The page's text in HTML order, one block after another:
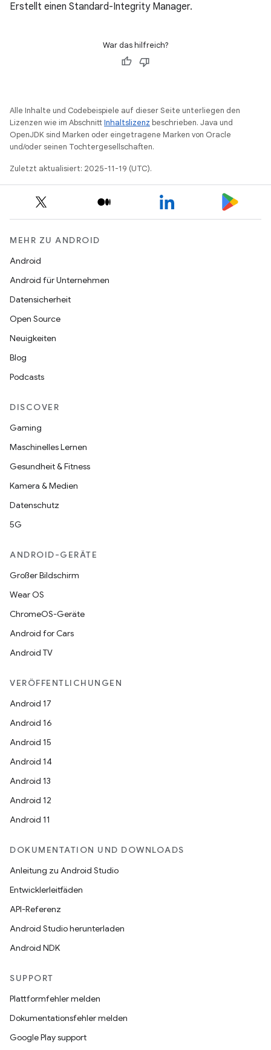
Erstellt einen Standard-Integrity Manager.
War das hilfreich?
Alle Inhalte und Codebeispiele auf dieser Seite unterliegen den
Lizenzen wie im AbschnittInhaltslizenz beschrieben. Java und
OpenJDK sind Marken oder eingetragene Marken von Oracle
und/oder seinen Tochtergesellschaften.
Zuletzt aktualisiert: 2025-11-19 (UTC).
MEHR ZU ANDROID
Android
Android für Unternehmen
Datensicherheit
Open Source
Neuigkeiten
Blog
Podcasts
DISCOVER
Gaming
Maschinelles Lernen
Gesundheit & Fitness
Kamera & Medien
Datenschutz
5G
ANDROID-GERÄTE
Großer Bildschirm
Wear OS
ChromeOS-Geräte
Android for Cars
Android TV
VERÖFFENTLICHUNGEN
Android 17
Android 16
Android 15
Android 14
Android 13
Android 12
Android 11
DOKUMENTATION UND DOWNLOADS
Anleitung zu Android Studio
Entwicklerleitfäden
API-Referenz
Android Studio herunterladen
Android NDK
SUPPORT
Plattformfehler melden
Dokumentationsfehler melden
Google Play support